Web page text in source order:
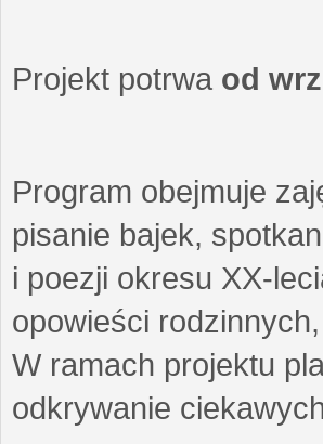
Projekt potrwa od
Program obejmuje
pisanie bajek,
i poezji okresu XX-
opowieści
W ramach projektu
odkrywanie